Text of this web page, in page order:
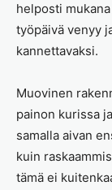
helposti
työpäivä venyy
kannettavaksi.
Muovinen
painon kurissa
samalla aivan
kuin
tämä ei